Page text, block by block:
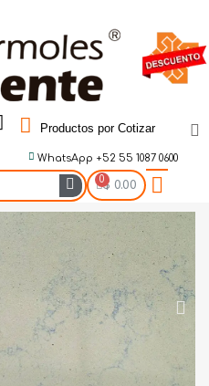
Productos por Cotizar
WhatsApp +52 55 1087 0600
$ 0.00